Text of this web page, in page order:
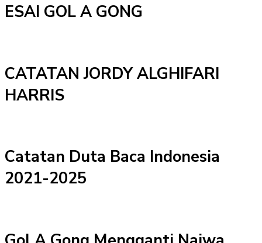
ESAI GOL A GONG
CATATAN JORDY ALGHIFARI
HARRIS
Catatan Duta Baca Indonesia
2021-2025